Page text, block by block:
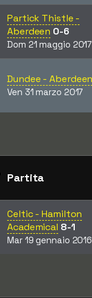
Partick Thistle -
Aberdeen 0-6
Dom 21 maggio 2017
Dundee -
Ven 31 marzo 2017
Partita
Celtic - Hamilton
Academical 8-1
Mar 19 gennaio 2016